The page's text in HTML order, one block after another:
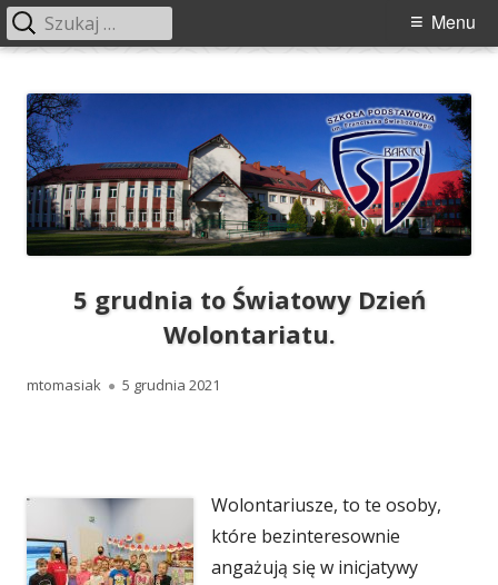
treści
Świebockiego w Barcicach
Menu
Menu
Szukaj:
5 grudnia to Światowy Dzień
Wolontariatu.
Autor
mtomasiak Opublikowano
5 grudnia 2021
Wolontariusze, to te osoby,
które bezinteresownie
angażują się w inicjatywy